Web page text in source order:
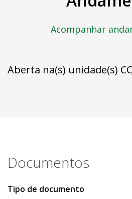
Acompanhar
Aberta na(s) unidade(s)
Documentos
Tipo de documento